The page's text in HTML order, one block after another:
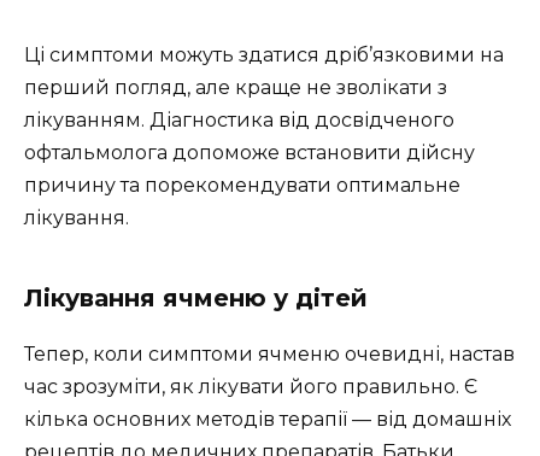
Ці симптоми можуть здатися дріб’язковими на
перший погляд, але краще не зволікати з
лікуванням. Діагностика від досвідченого
офтальмолога допоможе встановити дійсну
причину та порекомендувати оптимальне
лікування.
Лікування ячменю у дітей
Тепер, коли симптоми ячменю очевидні, настав
час зрозуміти, як лікувати його правильно. Є
кілька основних методів терапії — від домашніх